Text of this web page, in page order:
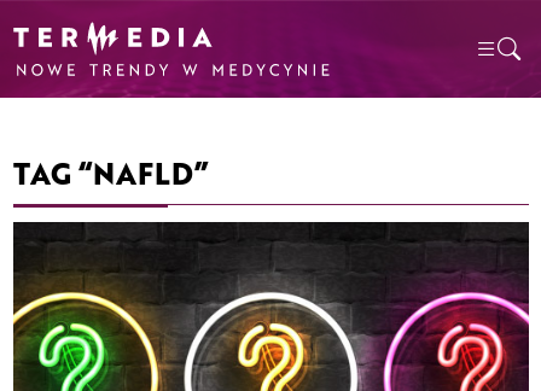
TAG “NAFLD”